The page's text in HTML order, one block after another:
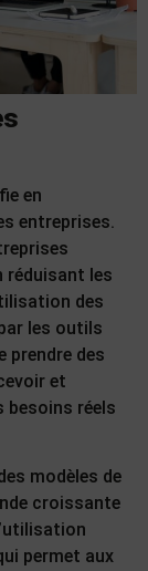
en
entreprises.
réduisant les
des
les outils
prendre des
et
besoins réels
modèles de
croissante
permet aux